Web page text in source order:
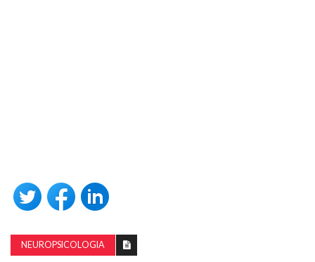
NEUROPSICOLOGIA